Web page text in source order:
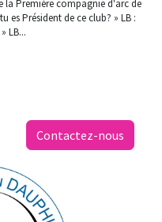
la Première compagnie d'arc de
es Président de ce club? » LB :
LB...
Contactez-nous